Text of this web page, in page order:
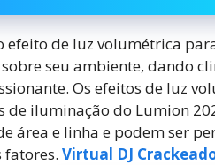
efeito de luz volumétrica
seu ambiente, dando
Os efeitos de luz
de iluminação do Lumion
área e linha e podem ser
fatores. Virtual DJ